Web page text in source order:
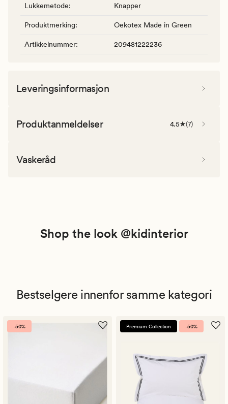
Lukkemetode: Knapper
Produktmerking: Oekotex Made in Green
Artikkelnummer: 209481222236
Leveringsinformasjon
Produktanmeldelser 4.5 (7)
Vaskeråd
Shop the look @kidinterior
Bestselgere innenfor samme kategori
-50% Premium Collection -50%